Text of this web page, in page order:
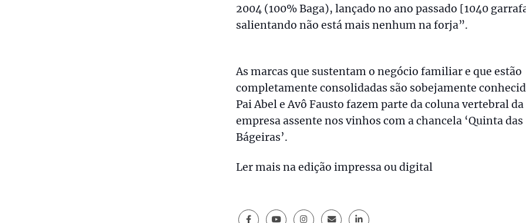
2004 (100% Baga), lançado no ano passado [1040
salientando não está mais nenhum na forja”.
As marcas que sustentam o negócio familiar e que estão
completamente consolidadas são sobejamente
Pai Abel e Avô Fausto fazem parte da coluna vertebral da
empresa assente nos vinhos com a chancela ‘Quinta das
Bágeiras’.
Ler mais na edição impressa ou digital